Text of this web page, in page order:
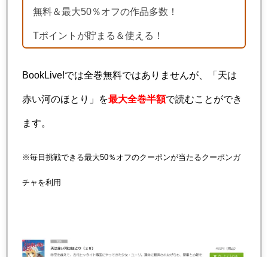
無料＆最大50％オフの作品多数！
Tポイントが貯まる＆使える！
BookLive!では全巻無料ではありませんが、「天は
赤い河のほとり」を最大全巻半額で読むことができ
ます。
※毎日挑戦できる最大50％オフのクーポンが当たるクーポンガ
チャを利用